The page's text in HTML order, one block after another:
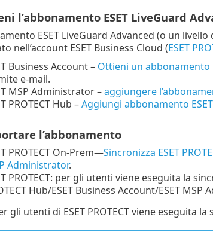
l’abbonamento ESET LiveGuard
ESET LiveGuard Advanced (o un
nell’account ESET Business Cloud (ESET
Business Account – Ottieni un abbonamento
e-mail.
MSP Administrator –aggiungere
PROTECT Hub –Aggiungi abbonamento
l’abbonamento
PROTECT On-Prem—Sincronizza ESET
Administrator.
PROTECT: per gli utenti viene eseguita la
Hub/ESET Business Account/ESET MSP
gli utenti di ESET PROTECT viene eseguita